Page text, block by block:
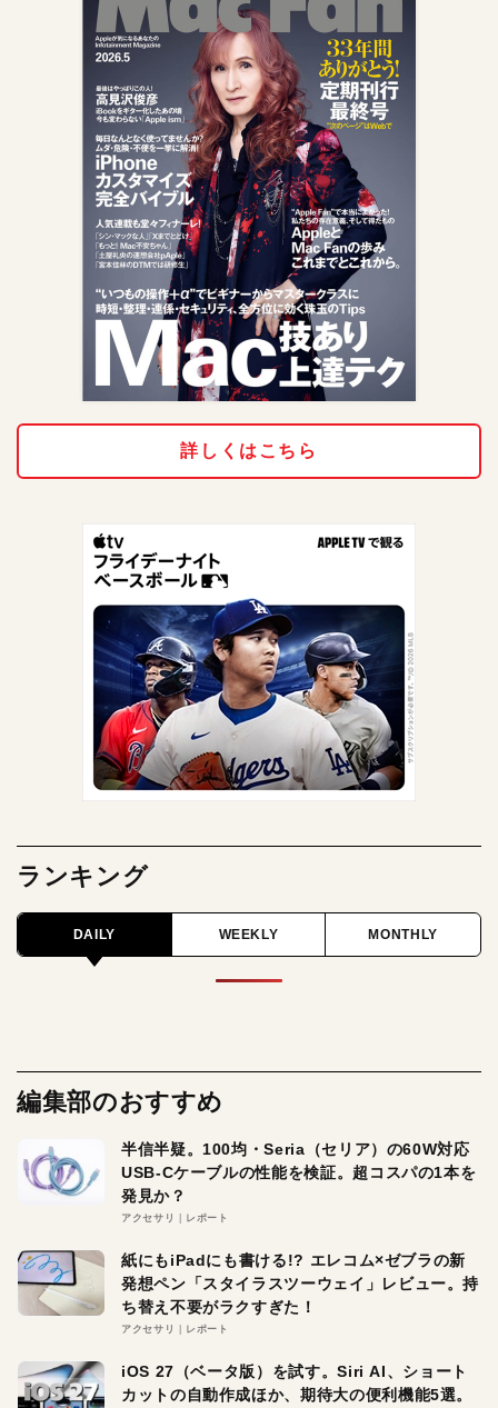
詳しくはこちら
ランキング
DAILY WEEKLY MONTHLY
編集部のおすすめ
半信半疑。100均・Seria（セリア）の60W対応
USB-Cケーブルの性能を検証。超コスパの1本を
発見か？
アクセサリ レポート
紙にもiPadにも書ける!? エレコム×ゼブラの新
発想ペン「スタイラスツーウェイ」レビュー。持
ち替え不要がラクすぎた！
アクセサリ レポート
iOS 27（ベータ版）を試す。Siri AI、ショート
カットの自動作成ほか、期待大の便利機能5選。